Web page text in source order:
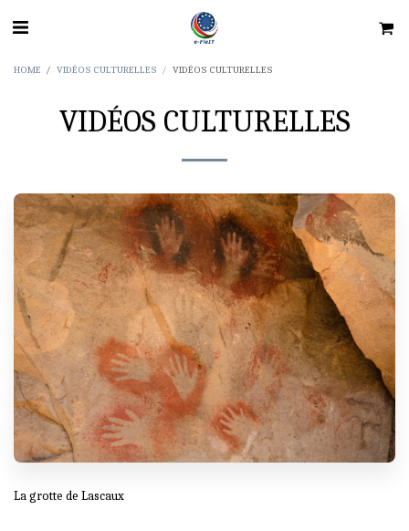
HOME VIDÉOS CULTURELLES VIDÉOS CULTURELLES
VIDÉOS CULTURELLES
La grotte de Lascaux